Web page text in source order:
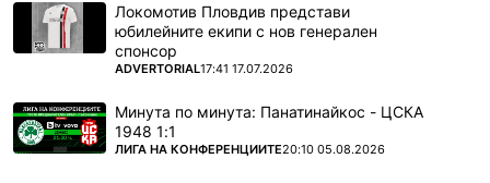
Локомотив Пловдив представи
юбилейните екипи с нов генерален
спонсор
ПОВЕЧЕ ОТ
ADVERTORIAL17:41 17.07.2026
Минута по минута: Панатинайкос - ЦСКА
1948 1:1
ПОВЕЧЕ ОТ
ЛИГА НА КОНФЕРЕНЦИИТЕ20:10 05.08.2026